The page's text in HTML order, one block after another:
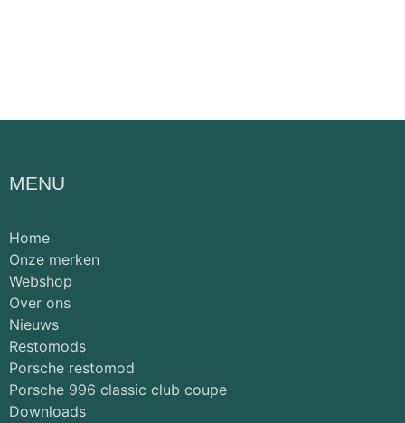
MENU
Home
Onze merken
Webshop
Over ons
Nieuws
Restomods
Porsche restomod
Porsche 996 classic club coupe
Downloads